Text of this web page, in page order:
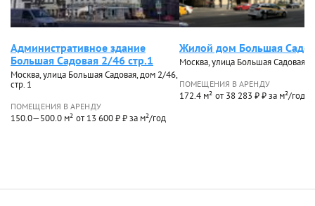
Административное здание
Большая Садовая 2/46 стр.1
Москва, улица Большая Садовая, дом 2/46,
стр. 1
ПОМЕЩЕНИЯ В АРЕНДУ
150.0—500.0 м² от 13 600 ₽ ₽ за м²/год
Жилой дом Большая
Москва, улица Большая Садовая,
ПОМЕЩЕНИЯ В АРЕНДУ
172.4 м² от 38 283 ₽ ₽ за м²/год